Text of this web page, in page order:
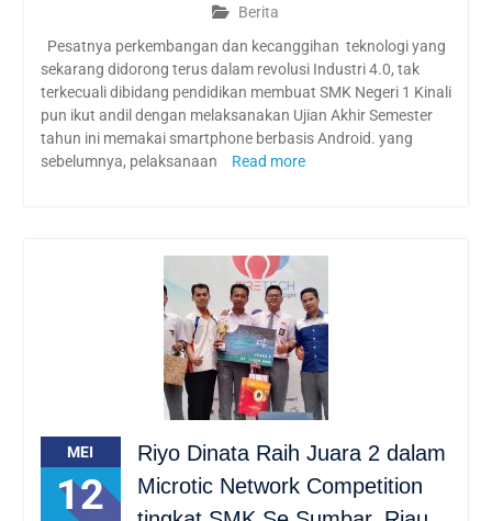
Berita
Pesatnya perkembangan dan kecanggihan teknologi yang
sekarang didorong terus dalam revolusi Industri 4.0, tak
terkecuali dibidang pendidikan membuat SMK Negeri 1 Kinali
pun ikut andil dengan melaksanakan Ujian Akhir Semester
tahun ini memakai smartphone berbasis Android. yang
sebelumnya, pelaksanaan
Read more
MEI
12
Riyo Dinata Raih Juara 2 dalam
Microtic Network Competition